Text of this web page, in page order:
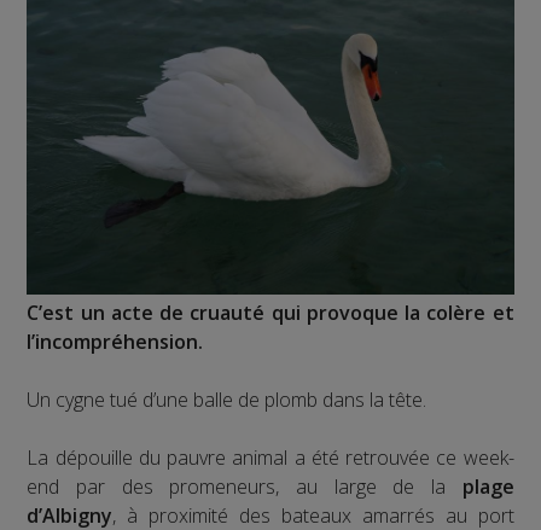
C’est un acte de cruauté qui provoque la colère et
l’incompréhension.
Un cygne tué d’une balle de plomb dans la tête.
La dépouille du pauvre animal a été retrouvée ce week-
end par des promeneurs, au large de la plage
d’Albigny, à proximité des bateaux amarrés au port